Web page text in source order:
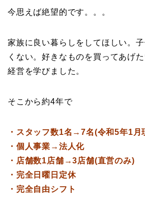
今思えば絶望的です。。。
家族に良い暮らしをしてほしい。
くない。好きなものを買ってあげ
経営を学びました。
そこから約4年で
・スタッフ数1名→7名(令和5年1月
・個人事業→法人化
・店舗数1店舗→3店舗(直営のみ)
・完全日曜日定休
・完全自由シフト